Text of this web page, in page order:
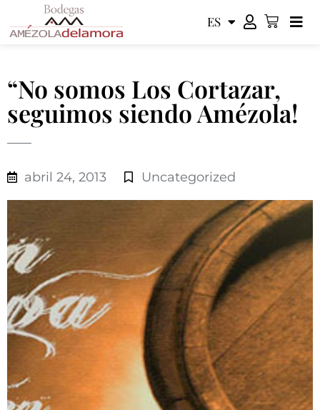
ES
EN
“No somos Los Cortazar,
seguimos siendo Amézola!
abril 24, 2013 Uncategorized